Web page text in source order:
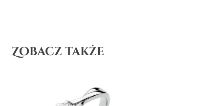
Zobacz także